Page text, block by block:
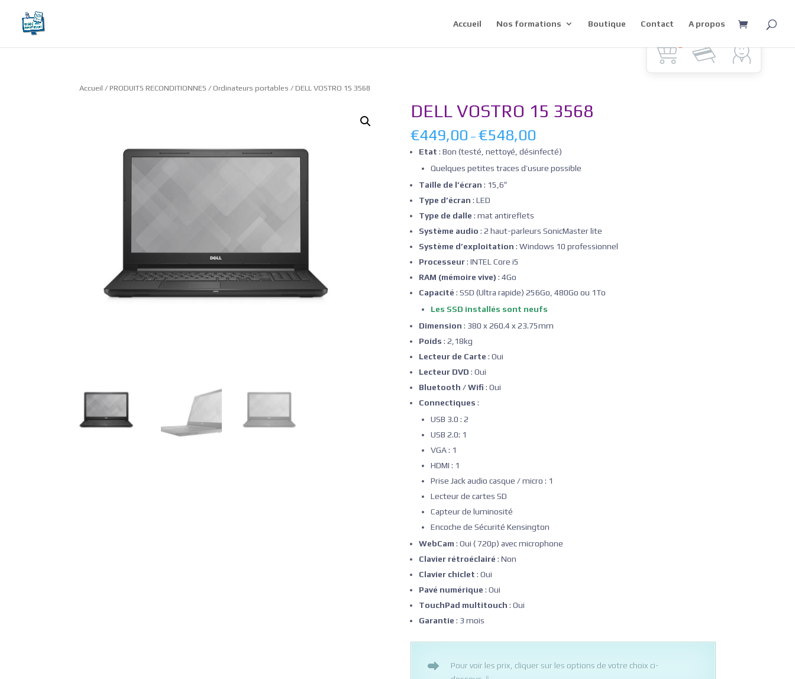
Accueil Nos formations Boutique Contact A propos
Accueil /PRODUITS RECONDITIONNES /Ordinateurs portables / DELL VOSTRO 15 3568
DELL VOSTRO 15 3568
€449,00 – €548,00
Etat : Bon (testé, nettoyé, désinfecté)
Quelques petites traces d’usure possible
Taille de l’écran : 15,6″
Type d’écran : LED
Type de dalle : mat antireflets
Système audio : 2 haut-parleurs SonicMaster lite
Système d’exploitation : Windows 10 professionnel
Processeur: INTEL Core i5
RAM (mémoire vive) : 4Go
Capacité : SSD (Ultra rapide) 256Go, 480Go ou 1To
Les SSD installés sont neufs
Dimension : 380 x 260.4 x 23.75mm
Poids : 2,18kg
Lecteur de Carte : Oui
Lecteur DVD : Oui
Bluetooth / Wifi : Oui
Connectiques :
USB 3.0 : 2
USB 2.0: 1
VGA : 1
HDMI : 1
Prise Jack audio casque / micro : 1
Lecteur de cartes SD
Capteur de luminosité
Encoche de Sécurité Kensington
WebCam : Oui ( 720p) avec microphone
Clavier rétroéclairé : Non
Clavier chiclet : Oui
Pavé numérique : Oui
TouchPad multitouch : Oui
Garantie : 3 mois
Pour voir les prix, cliquer sur les options de votre choix ci-